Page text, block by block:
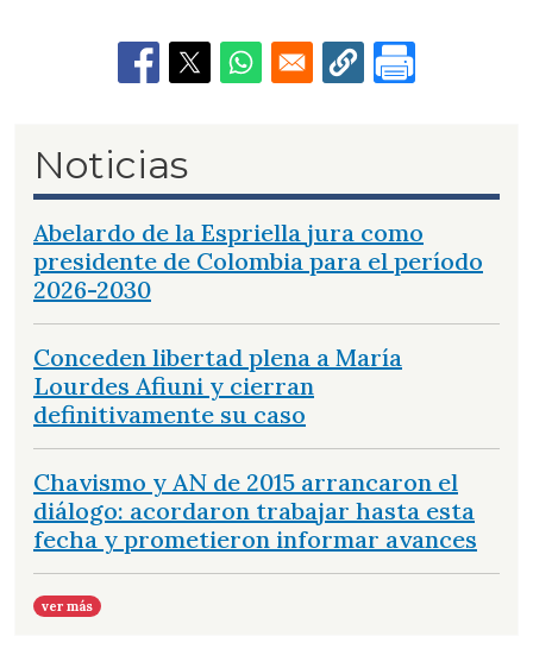
Noticias
Abelardo de la Espriella jura como
presidente de Colombia para el período
2026-2030
Conceden libertad plena a María
Lourdes Afiuni y cierran
definitivamente su caso
Chavismo y AN de 2015 arrancaron el
diálogo: acordaron trabajar hasta esta
fecha y prometieron informar avances
ver más